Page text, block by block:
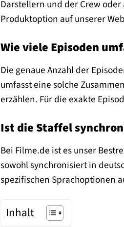
Darstellern und der Crew
Produktoption auf unserer
Wie viele Episoden
Die genaue Anzahl der
umfasst eine solche
erzählen. Für die exakte
Ist die Staffel
Bei Filme.de ist es unser
sowohl synchronisiert in
spezifischen Sprachoptionen
Inhalt